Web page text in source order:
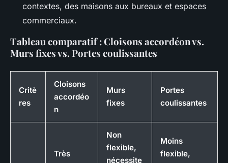
contextes, des maisons aux bureaux et espaces
commerciaux.
Tableau comparatif : Cloisons accordéon vs.
Murs fixes vs. Portes coulissantes
Critè
res
Cloisons
accordéo
n
Murs
fixes
Portes
coulissantes
Très
Non
flexible,
nécessite
Moins
flexible,